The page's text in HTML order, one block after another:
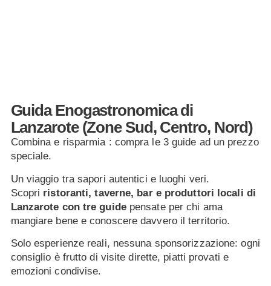
Guida Enogastronomica di
Lanzarote (Zone Sud, Centro, Nord)
Combina e risparmia : compra le 3 guide ad un prezzo
speciale.
Un viaggio tra sapori autentici e luoghi veri.
Scopri ristoranti, taverne, bar e produttori locali di
Lanzarote con tre guidepensate per chi ama
mangiare bene e conoscere davvero il territorio.
Solo esperienze reali, nessuna sponsorizzazione: ogni
consiglio è frutto di visite dirette, piatti provati e
emozioni condivise.